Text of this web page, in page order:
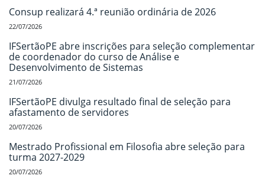
Consup realizará 4.ª reunião ordinária de 2026
22/07/2026
IFSertãoPE abre inscrições para seleção complementar
de coordenador do curso de Análise e
Desenvolvimento de Sistemas
21/07/2026
IFSertãoPE divulga resultado final de seleção para
afastamento de servidores
20/07/2026
Mestrado Profissional em Filosofia abre seleção para
turma 2027-2029
20/07/2026